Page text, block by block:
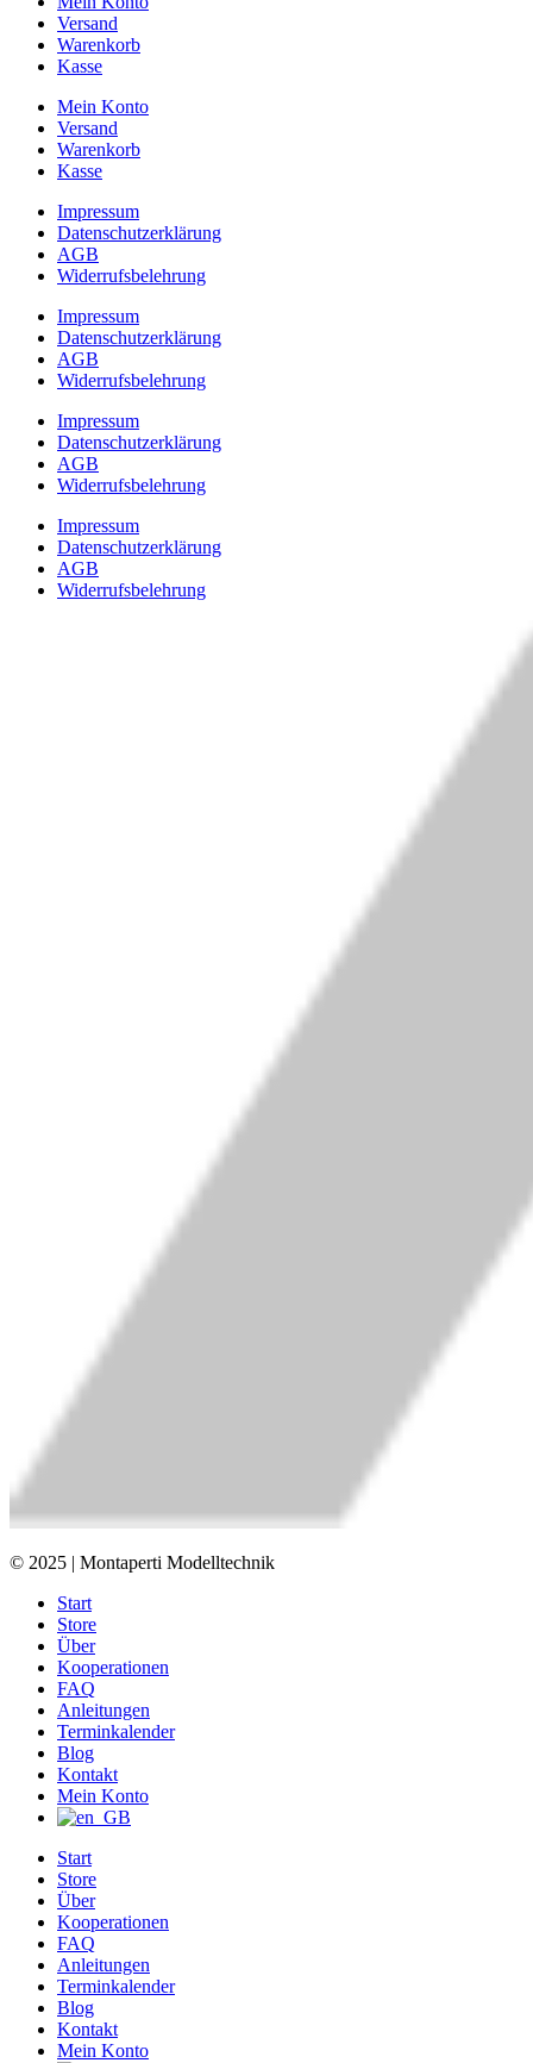
Versand
Warenkorb
Kasse
Mein Konto
Versand
Warenkorb
Kasse
Impressum
Datenschutzerklärung
AGB
Widerrufsbelehrung
Impressum
Datenschutzerklärung
AGB
Widerrufsbelehrung
Impressum
Datenschutzerklärung
AGB
Widerrufsbelehrung
Impressum
Datenschutzerklärung
AGB
Widerrufsbelehrung
© 2025 | Montaperti Modelltechnik
Start
Store
Über
Kooperationen
FAQ
Anleitungen
Terminkalender
Blog
Kontakt
Mein Konto
Start
Store
Über
Kooperationen
FAQ
Anleitungen
Terminkalender
Blog
Kontakt
Mein Konto